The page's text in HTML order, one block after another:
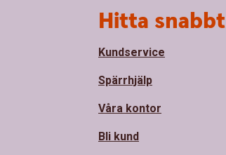
Hitta snabbt
Kundservice
Spärrhjälp
Våra kontor
Bli kund